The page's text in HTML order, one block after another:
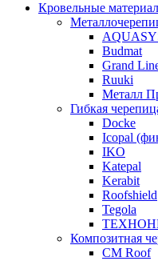
Кровельные
Budmat
Grand
Ruuki
Металл
Гибкая
Docke
Icopal
IKO
Katepal
Kerabit
Roofshield
Tegola
Композитная
CM Roof